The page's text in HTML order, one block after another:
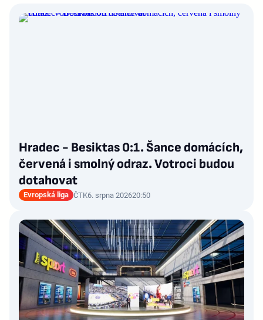
Hradec - Besiktas 0:1. Šance domácích,
červená i smolný odraz. Votroci budou
dotahovat
Evropská liga ČTK6. srpna 202620:50